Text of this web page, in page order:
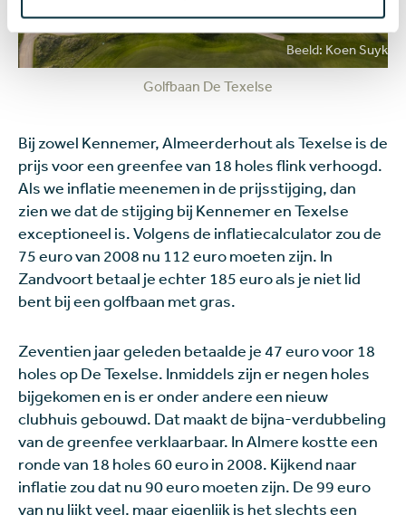
Golfbaan De Texelse
Beeld: Koen Suyk
Bij zowel Kennemer, Almeerderhout als Texelse is de
prijs voor een greenfee van 18 holes flink verhoogd.
Als we inflatie meenemen in de prijsstijging, dan
zien we dat de stijging bij Kennemer en Texelse
exceptioneel is. Volgens de inflatiecalculator zou de
75 euro van 2008 nu 112 euro moeten zijn. In
Zandvoort betaal je echter 185 euro als je niet lid
bent bij een golfbaan met gras.
Zeventien jaar geleden betaalde je 47 euro voor 18
holes op De Texelse. Inmiddels zijn er negen holes
bijgekomen en is er onder andere een nieuw
clubhuis gebouwd. Dat maakt de bijna-verdubbeling
van de greenfee verklaarbaar. In Almere kostte een
ronde van 18 holes 60 euro in 2008. Kijkend naar
inflatie zou dat nu 90 euro moeten zijn. De 99 euro
van nu lijkt veel, maar eigenlijk is het slechts een